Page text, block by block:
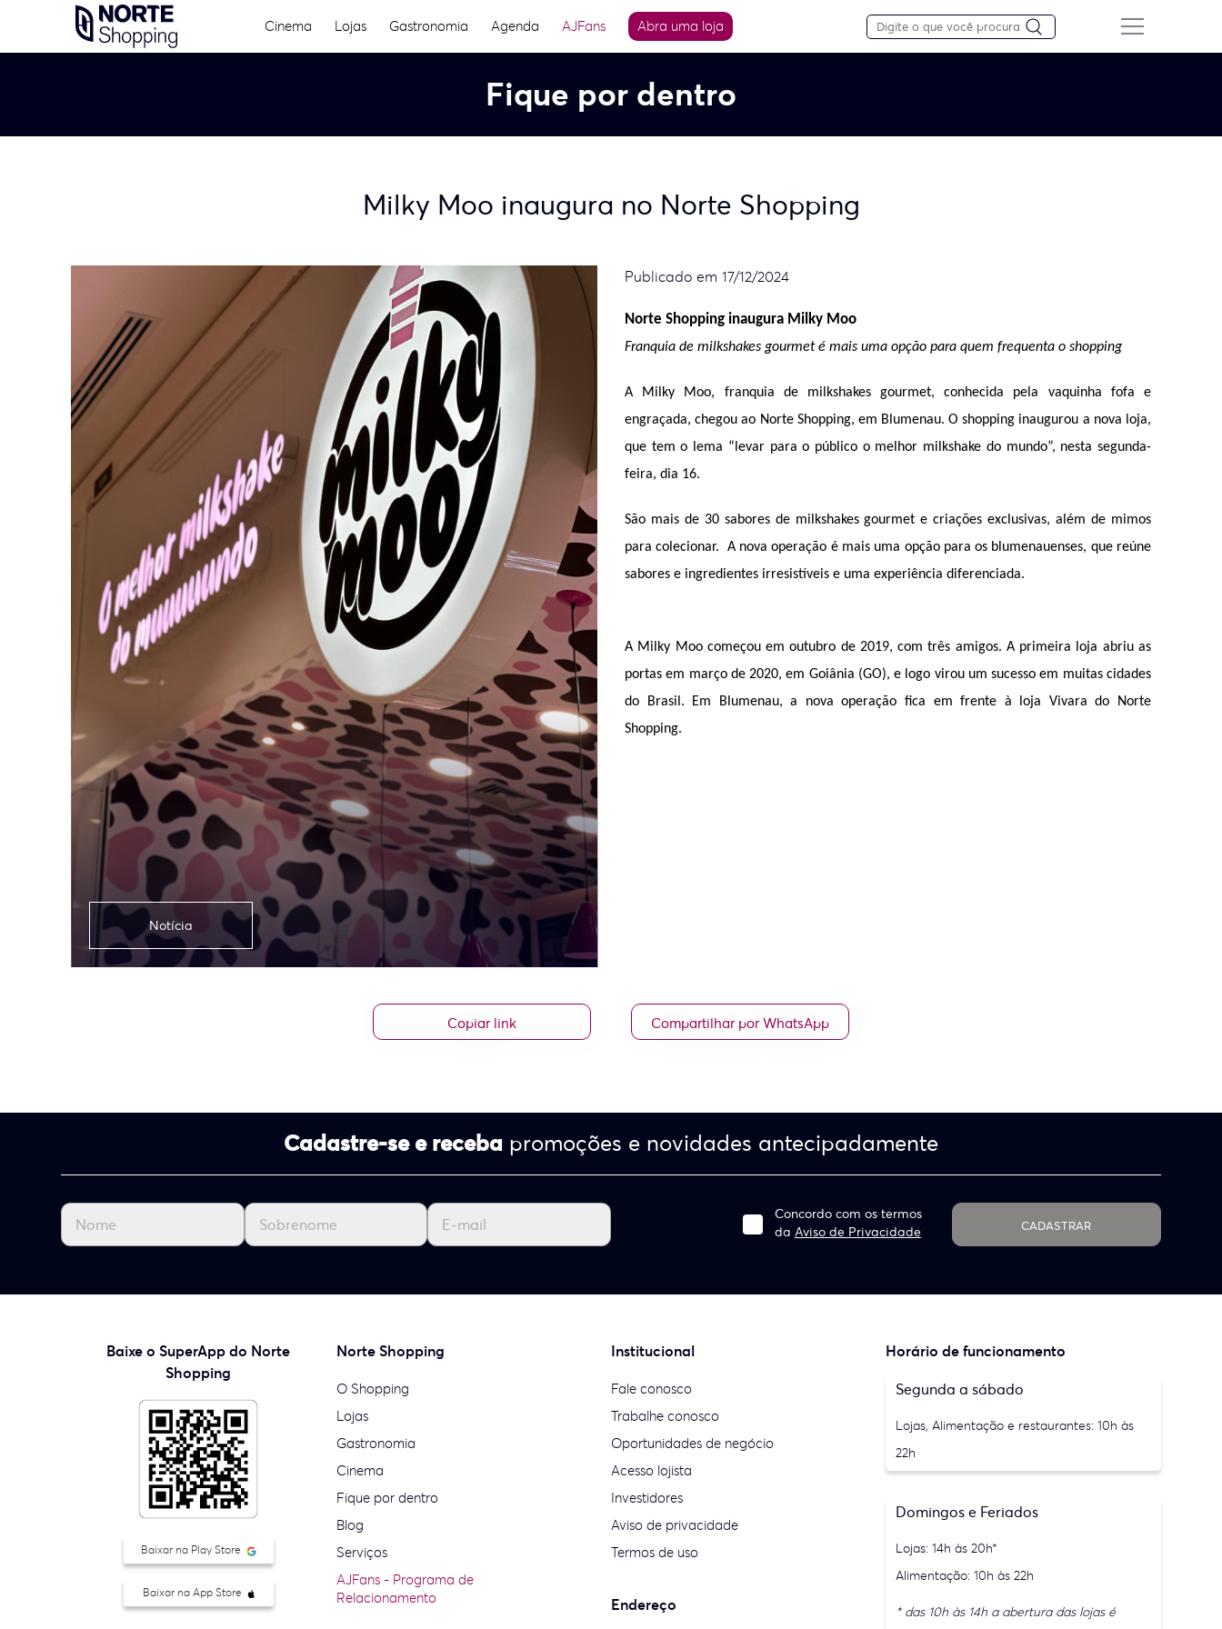
Cinema Lojas Gastronomia Agenda AJFans Abra uma loja
Fique por dentro
Milky Moo inaugura no Norte Shopping
Notícia
Publicado em 17/12/2024
Norte Shopping inaugura Milky Moo
Franquia de milkshakes gourmet é mais uma opção para quem frequenta o shopping
A Milky Moo, franquia de milkshakes gourmet, conhecida pela vaquinha fofa e
engraçada, chegou ao Norte Shopping, em Blumenau. O shopping inaugurou a nova loja,
que tem o lema “levar para o público o melhor milkshake do mundo”, nesta segunda-
feira, dia 16.
São mais de 30 sabores de milkshakes gourmet e criações exclusivas, além de mimos
para colecionar.  A nova operação é mais uma opção para os blumenauenses, que reúne
sabores e ingredientes irresistíveis e uma experiência diferenciada.
A Milky Moo começou em outubro de 2019, com três amigos. A primeira loja abriu as
portas em março de 2020, em Goiânia (GO), e logo virou um sucesso em muitas cidades
do Brasil. Em Blumenau, a nova operação fica em frente à loja Vivara do Norte
Shopping.
Copiar link Compartilhar por WhatsApp
Cadastre-se e receba promoções e novidades antecipadamente
Concordo com os termos
da Aviso de Privacidade CADASTRAR
Baixe o SuperApp do Norte
Shopping
Baixar na Play Store
Baixar na App Store
Norte Shopping
O Shopping
Lojas
Gastronomia
Cinema
Fique por dentro
Blog
Serviços
AJFans - Programa de
Relacionamento
Institucional
Fale conosco
Trabalhe conosco
Oportunidades de negócio
Acesso lojista
Investidores
Aviso de privacidade
Termos de uso
Endereço
Horário de funcionamento
Segunda a sábado
Lojas, Alimentação e restaurantes: 10h às
22h
Domingos e Feriados
Lojas: 14h às 20h*
Alimentação: 10h às 22h
* das 10h às 14h a abertura das lojas é